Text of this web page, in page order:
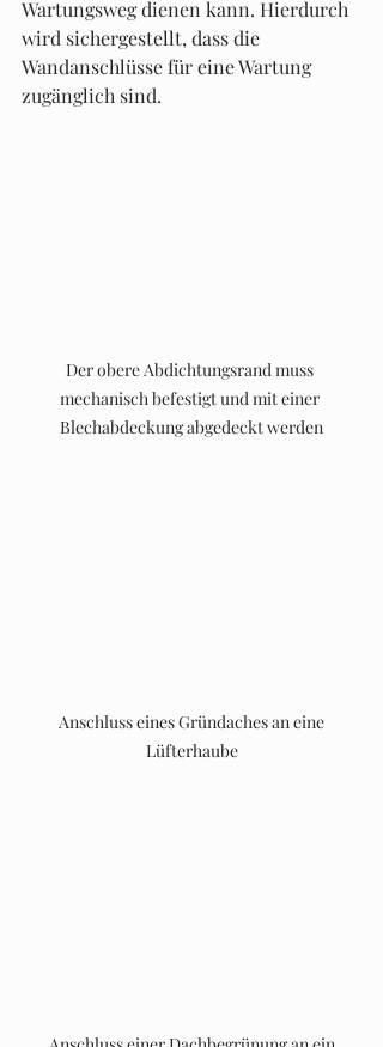
Wartungsweg dienen kann. Hierdurch
wird sichergestellt, dass die
Wandanschlüsse für eine Wartung
zugänglich sind.
Der obere Abdichtungsrand muss
mechanisch befestigt und mit einer
Blechabdeckung abgedeckt werden
Lüfterhaube